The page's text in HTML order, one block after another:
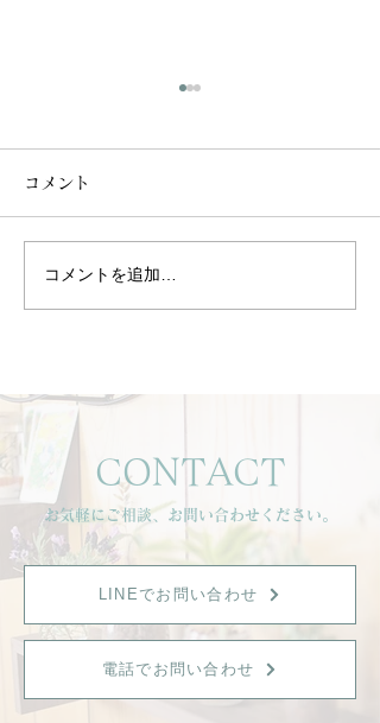
静けさの中で、心と身体
コメント
コメントを追加…
CONTACT
お気軽にご相談、お問い合わせください。
LINEでお問い合わせ
電話でお問い合わせ